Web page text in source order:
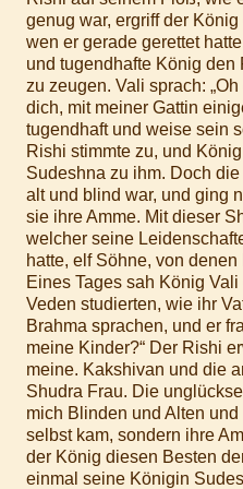
genug war, ergriff der
wen er gerade gerettet
und tugendhafte König
zu zeugen. Vali sprach:
dich, mit meiner Gattin
tugendhaft und weise sein
Rishi stimmte zu, und
Sudeshna zu ihm. Doch
alt und blind war, und ging
sie ihre Amme. Mit dieser
welcher seine
hatte, elf Söhne, von
Eines Tages sah König
Veden studierten, wie ihr
Brahma sprachen, und er
meine Kinder?“ Der Rishi
meine. Kakshivan und die
Shudra Frau. Die
mich Blinden und Alten
selbst kam, sondern ihre
der König diesen Besten
einmal seine Königin